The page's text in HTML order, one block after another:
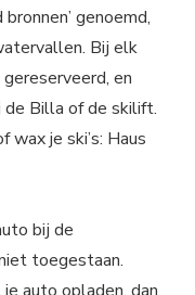
genoemd,
Bij elk
en
Billa of de skilift.
wax je ski’s: Haus
bij de
toegestaan.